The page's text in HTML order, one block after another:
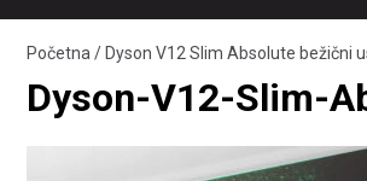
Početna /Dyson V12 Slim Absolute bežični
Dyson-V12-Slim-